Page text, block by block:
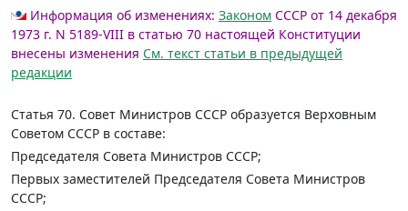
Информация об изменениях: Законом СССР от 14 декабря
1973 г. N 5189-VIII в статью 70 настоящей Конституции
внесены изменения См. текст статьи в предыдущей
редакции
Статья 70. Совет Министров СССР образуется Верховным
Советом СССР в составе:
Председателя Совета Министров СССР;
Первых заместителей Председателя Совета Министров
СССР;